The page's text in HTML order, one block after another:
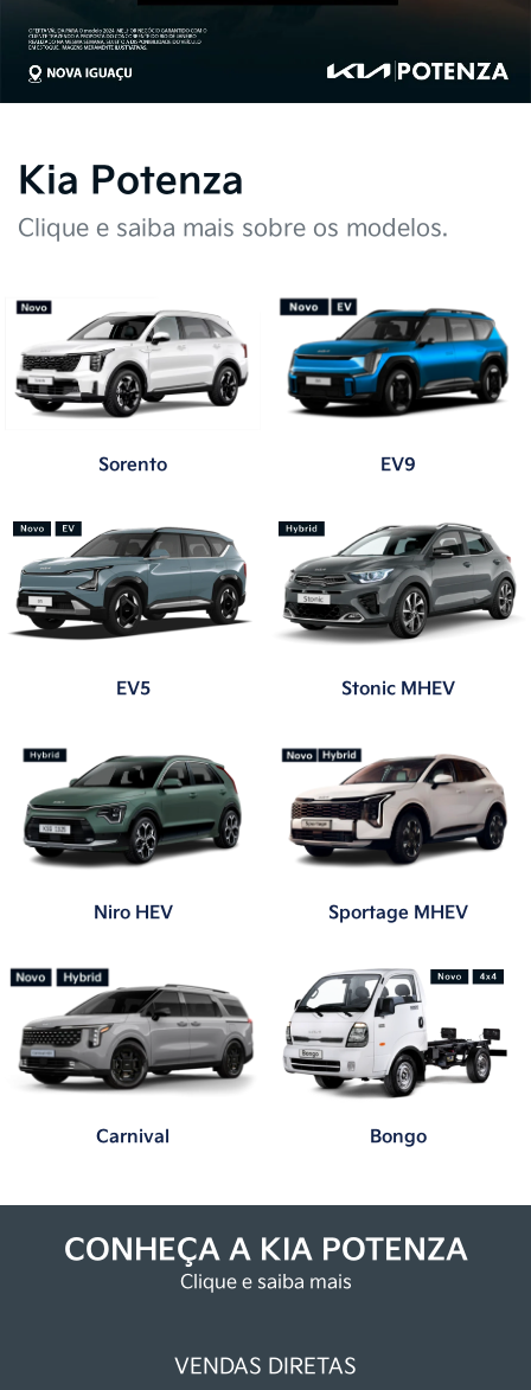
Kia Potenza
Clique e saiba mais sobre os modelos.
Sorento EV9
EV5 Stonic MHEV
Niro HEV Sportage MHEV
Carnival Bongo
CONHEÇA A KIA POTENZA
Clique e saiba mais
VENDAS DIRETAS